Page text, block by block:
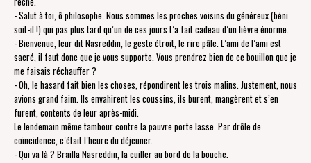
- Salut à toi, ô philosophe. Nous sommes les proches voisins du généreux (béni
soit-il !) qui pas plus tard qu’un de ces jours t’a fait cadeau d’un lièvre énorme.
- Bienvenue, leur dit Nasreddin, le geste étroit, le rire pâle. L’ami de l’ami est
sacré, il faut donc que je vous supporte. Vous prendrez bien de ce bouillon que je
me faisais réchauffer ?
- Oh, le hasard fait bien les choses, répondirent les trois malins. Justement, nous
avions grand faim. Ils envahirent les coussins, ils burent, mangèrent et s’en
furent, contents de leur après-midi.
Le lendemain même tambour contre la pauvre porte lasse. Par drôle de
coïncidence, c’était l’heure du déjeuner.
- Qui va là ? Brailla Nasreddin, la cuiller au bord de la bouche.